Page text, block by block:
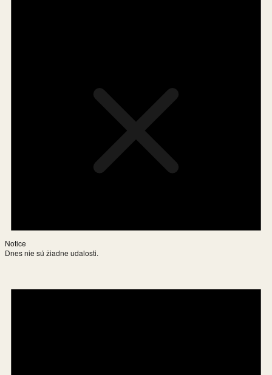
Notice
Dnes nie sú žiadne udalosti.